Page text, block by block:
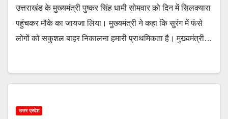
उत्तराखंड के मुख्यमंत्री पुष्कर सिंह धामी सोमवार को दिन में सिलक्यारा
पहुंचकर मौके का जायजा लिया। मुख्यमंत्री ने कहा कि सुरंग में फंसे
लोगों को सकुशल बाहर निकालना हमारी प्राथमिकता है। मुख्यमंत्री…
उत्तर प्रदेश